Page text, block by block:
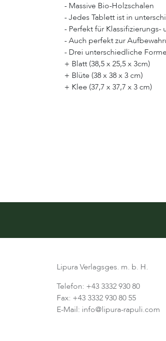
- Massive Bio-Holzschalen
- Jedes Tablett ist in
- Perfekt für
- Auch perfekt zur
- Drei unterschiedliche
+ Blatt (38,5 x 25,5 x 3cm)
+ Blüte (38 x 38 x 3 cm)
+ Klee (37,7 x 37,7 x 3 cm)
Lipura Verlagsges. m. b. H.
Telefon: +43 3332 930 80
Fax: +43 3332 930 80 55
E-Mail: info@lipura-rapuli.com